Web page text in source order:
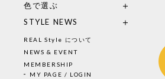
色で選ぶ
STYLE NEWS
REAL Style について
NEWS & EVENT
MEMBERSHIP
MY PAGE / LOGIN